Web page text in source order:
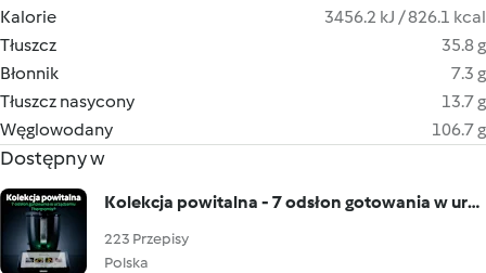
Kalorie
3456.2 kJ / 826.1 kcal
Tłuszcz
35.8 g
Błonnik
7.3 g
Tłuszcz nasycony
13.7 g
Węglowodany
106.7 g
Dostępny w
Kolekcja powitalna - 7 odsłon gotowania w urządzeniu Thermomix®
223 Przepisy
Polska